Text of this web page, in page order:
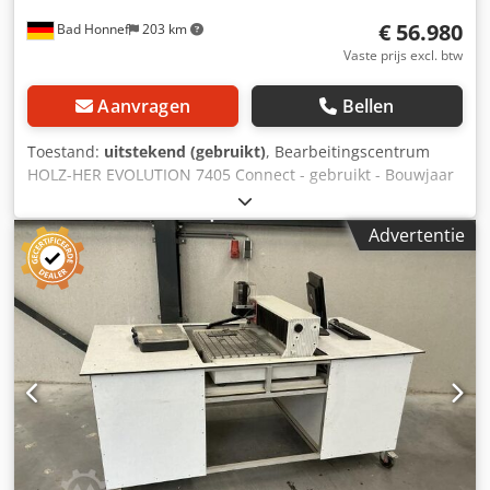
Bad Honnef 203 km € 56.980
Vaste prijs excl. btw
Aanvragen Bellen
Toestand: uitstekend (gebruikt), Bearbeitingscentrum
HOLZ-HER EVOLUTION 7405 Connect - gebruikt - Bouwjaar
2022, geïntegreerde vacuümpomp, bewerking in
doorlopende cyclus, 4-zijdige profielbewerking mogelijk,
automatische positiebepaling van de zuigkoppen, geharde,
stofbeschermde prismengeleidingen, kogelspindels op alle
assen, netwerkkaart voor externe service, geïntegreerde
schakelkast, koeling van de schakelkast met
warmtewisselaar, handbediening, pick-up
gereedschapswisselaar, wisselaar voor hoekfreeskop,
centrale automatische smering, sensor voor plaatafmeting,
barcodescanner, CLAMEX-gereedschappen,
hoekversnellingsbak voor CLAMEX, extra invoertafel -----
Technische gegevens ----- Bewerkinglengte
(profielbewerking – radius) X: 3.200 mm, Bewerkinglengte
Advertentie